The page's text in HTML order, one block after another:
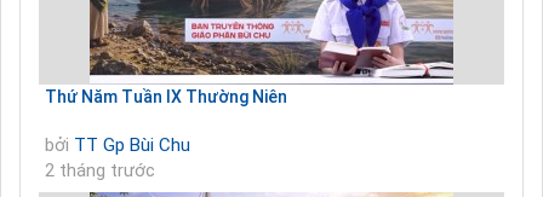
Thứ Năm Tuần IX Thường Niên
bởi TT Gp Bùi Chu
2 tháng trước